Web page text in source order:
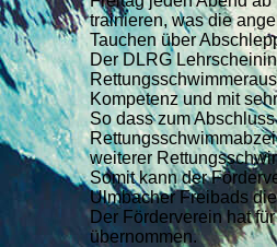
trainieren, was die
Tauchen über
Der DLRG
Kompetenz und mit
So dass zum
weiterer
Somit kann der
Ulmbacher Freibads
Der Förderverein hat
übernommen.